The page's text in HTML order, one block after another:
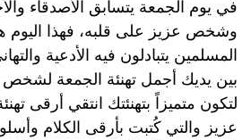
في يوم الجمعة يتسابق الأصدقاء
وشخص عزيز على قلبه، فهذا اليوم
المسلمين يتبادلون فيه الأدعية
بين يديك أجمل تهنئة الجمعة
لتكون متميزاً بتهنئتك انتقي أرقى
عزيز والتي كُتبت بأرقى الكلام